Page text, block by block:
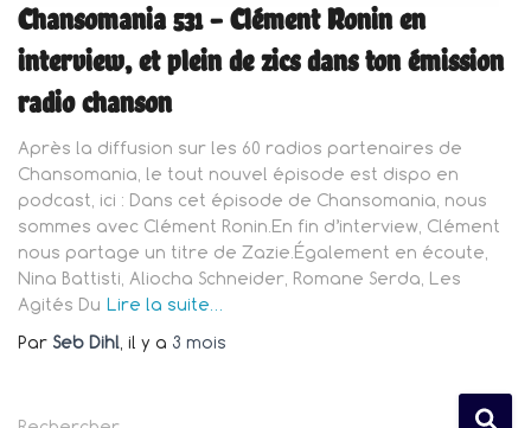
Chansomania 531 – Clément Ronin en
interview, et plein de zics dans ton émission
radio chanson
Après la diffusion sur les 60 radios partenaires de
Chansomania, le tout nouvel épisode est dispo en
podcast, ici : Dans cet épisode de Chansomania, nous
sommes avec Clément Ronin.En fin d’interview, Clément
nous partage un titre de Zazie.Également en écoute,
Nina Battisti, Aliocha Schneider, Romane Serda, Les
Agités Du Lire la suite…
Par Seb Dihl, il y a 3 mois
R